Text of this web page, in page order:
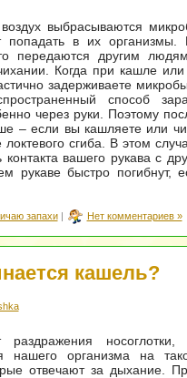
выбрасываются
в их организмы.
передаются другим
Когда при кашле
задерживаете
способ
через руки. Поэтому
– если вы кашляете или
сгиба. В этом
контакта вашего рукава с
рукаве быстро погибнут,
запахи| Нет комментариев »
кашель?
носоглотки,
нашего организма на
отвечают за дыхание.